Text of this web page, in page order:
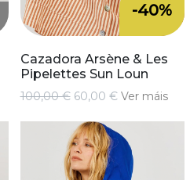
-40%
Cazadora Arsène & Les
Pipelettes Sun Loun
100,00 € 60,00 € Ver máis